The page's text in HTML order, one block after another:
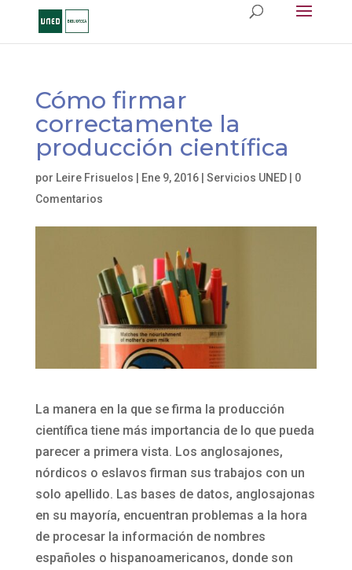
Cómo firmar
correctamente la
producción científica
por Leire Frisuelos Ene 9, 2016| Servicios UNED| 0
Comentarios
La manera en la que se firma la producción
científica tiene más importancia de lo que pueda
parecer a primera vista. Los anglosajones,
nórdicos o eslavos firman sus trabajos con un
solo apellido. Las bases de datos, anglosajonas
en su mayoría, encuentran problemas a la hora
de procesar la información de nombres
españoles o hispanoamericanos, donde son